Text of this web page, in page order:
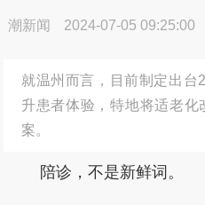
潮新闻 2024-07-05 09:25:00
就温州而言，目前制定出台
升患者体验，特地将适老
案。
陪诊，不是新鲜词。